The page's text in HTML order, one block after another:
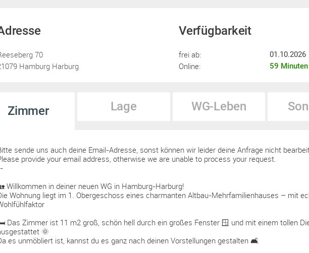
70
Hamburg Harburg
Verfügbarkeit
frei ab: 01.10.2026
Online: 59 Minuten
Zimmer Lage WG-Leben
sende uns auch deine Email-Adresse, sonst können wir leider deine Anfrage nicht
provide your email address, otherwise we are unable to process your request.
Willkommen in deiner neuen WG in Hamburg-Harburg!
Wohnung liegt im 1. Obergeschoss eines charmanten Altbau-Mehrfamilienhauses – mit
Das Zimmer ist 11 m2 groß, schön hell durch ein großes Fenster 🪟 und mit einem tollen
🌞
es unmöbliert ist, kannst du es ganz nach deinen Vorstellungen gestalten 🛋️